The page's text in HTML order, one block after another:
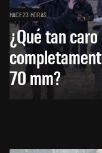
HACE 23 HORAS
¿Qué tan
70 mm?